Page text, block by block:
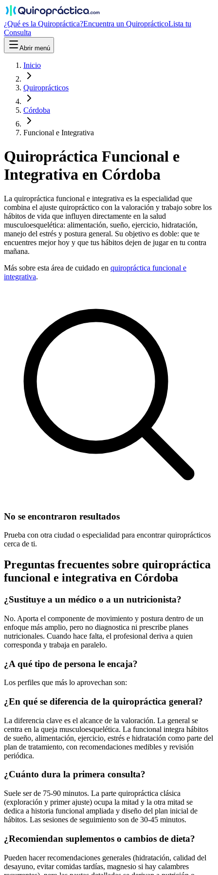
¿Qué es la Quiropráctica?Encuentra un QuiroprácticoLista tu
Consulta
Abrir menú
Inicio
Quiroprácticos
Córdoba
Funcional e Integrativa
Quiropráctica Funcional e
Integrativa en Córdoba
La quiropráctica funcional e integrativa es la especialidad que
combina el ajuste quiropráctico con la valoración y trabajo sobre los
hábitos de vida que influyen directamente en la salud
musculoesquelética: alimentación, sueño, ejercicio, hidratación,
manejo del estrés y postura general. Su objetivo es doble: que te
encuentres mejor hoy y que tus hábitos dejen de jugar en tu contra
mañana.
Más sobre esta área de cuidado en quiropráctica funcional e
integrativa.
No se encontraron resultados
Prueba con otra ciudad o especialidad para encontrar quiroprácticos
cerca de ti.
Preguntas frecuentes sobre quiropráctica
funcional e integrativa en Córdoba
¿Sustituye a un médico o a un nutricionista?
No. Aporta el componente de movimiento y postura dentro de un
enfoque más amplio, pero no diagnostica ni prescribe planes
nutricionales. Cuando hace falta, el profesional deriva a quien
corresponda y trabaja en paralelo.
¿A qué tipo de persona le encaja?
Los perfiles que más lo aprovechan son:
¿En qué se diferencia de la quiropráctica general?
La diferencia clave es el alcance de la valoración. La general se
centra en la queja musculoesquelética. La funcional integra hábitos
de sueño, alimentación, ejercicio, estrés e hidratación como parte del
plan de tratamiento, con recomendaciones medibles y revisión
periódica.
¿Cuánto dura la primera consulta?
Suele ser de 75-90 minutos. La parte quiropráctica clásica
(exploración y primer ajuste) ocupa la mitad y la otra mitad se
dedica a historia funcional ampliada y diseño del plan inicial de
hábitos. Las sesiones de seguimiento son de 30-45 minutos.
¿Recomiendan suplementos o cambios de dieta?
Pueden hacer recomendaciones generales (hidratación, calidad del
desayuno, evitar comidas tardías, magnesio si hay calambres